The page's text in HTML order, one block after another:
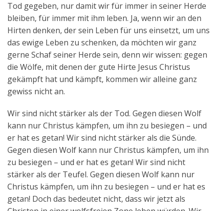
Tod gegeben, nur damit wir für immer in seiner Herde
bleiben, für immer mit ihm leben. Ja, wenn wir an den
Hirten denken, der sein Leben für uns einsetzt, um uns
das ewige Leben zu schenken, da möchten wir ganz
gerne Schaf seiner Herde sein, denn wir wissen: gegen
die Wölfe, mit denen der gute Hirte Jesus Christus
gekämpft hat und kämpft, kommen wir alleine ganz
gewiss nicht an.
Wir sind nicht stärker als der Tod. Gegen diesen Wolf
kann nur Christus kämpfen, um ihn zu besiegen – und
er hat es getan! Wir sind nicht stärker als die Sünde.
Gegen diesen Wolf kann nur Christus kämpfen, um ihn
zu besiegen – und er hat es getan! Wir sind nicht
stärker als der Teufel. Gegen diesen Wolf kann nur
Christus kämpfen, um ihn zu besiegen – und er hat es
getan! Doch das bedeutet nicht, dass wir jetzt als